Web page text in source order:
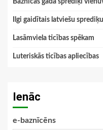
Baznīcas gada sprediķi
Ilgi gaidītais latviešu
Lasāmviela ticības spēkam
Luteriskās ticības apliecības
Ienāc
e-baznīcēns